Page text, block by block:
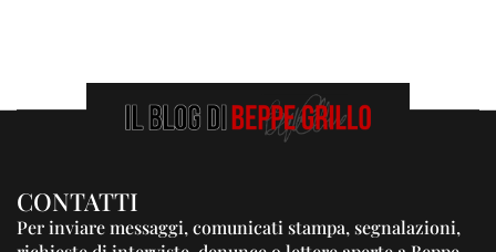
CONTATTI
Per inviare messaggi, comunicati stampa, segnalazioni,